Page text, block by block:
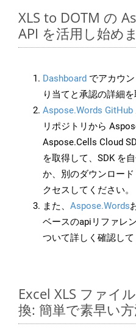
XLS to DOTM の
API を活用し始め
Dashboard でアカウ
り当てと承認の詳細
Aspose.Words GitHub
リポジトリから
Aspose.Cells Cloud
を取得して、SDK を
か、別のダウンロー
クセスしてください。
また、 Aspose.Words
ベースのapiリファレ
ついて詳しく確認して
Excel XLS ファイ
換: 簡単で素早い